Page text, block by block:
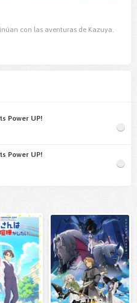
con las aventuras de Kazuya.
Power UP!
Power UP!